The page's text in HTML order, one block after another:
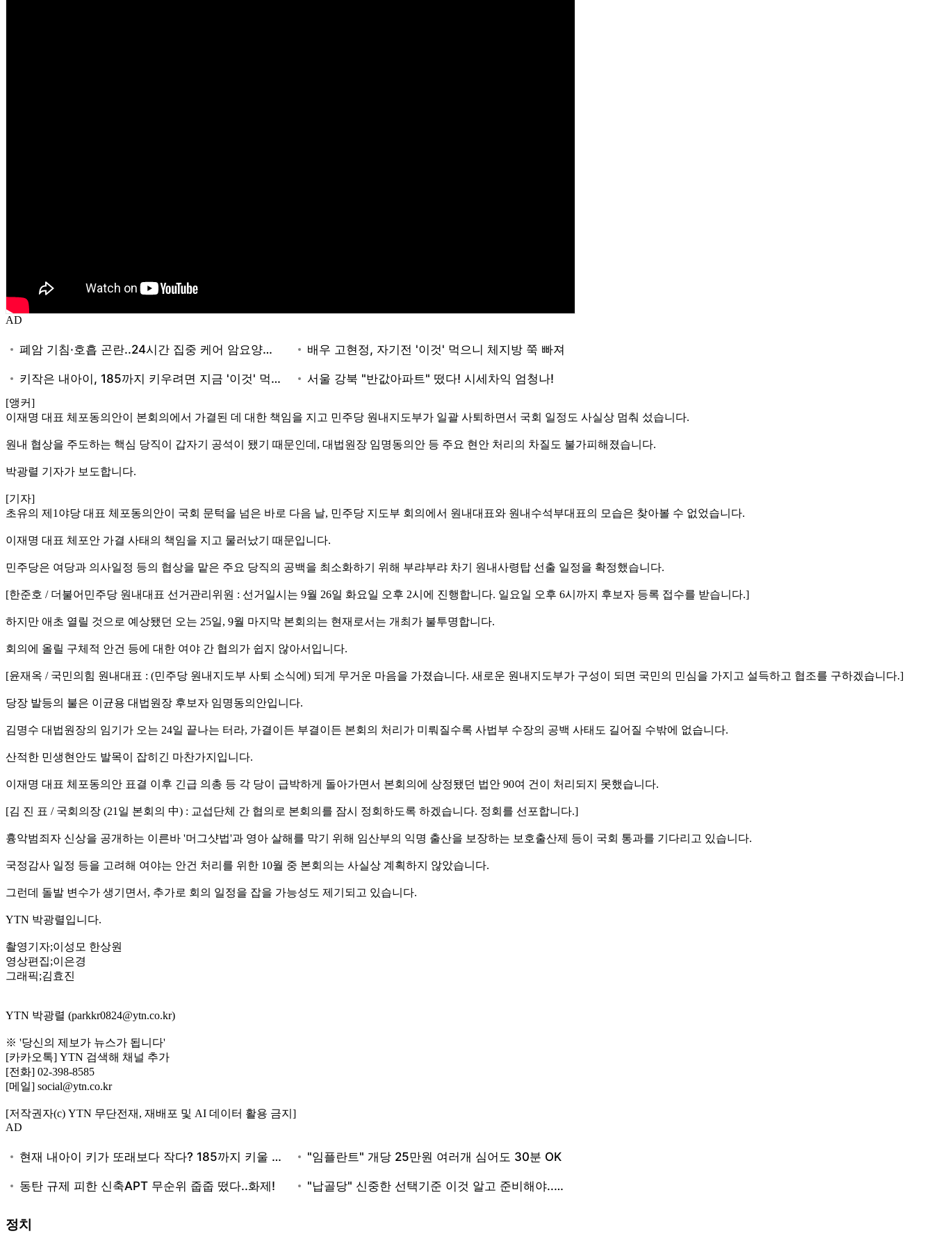
AD
[앵커]
이재명 대표 체포동의안이 본회의에서 가결된 데 대한 책임을 지고 민주당 원내지도부가 일괄 사퇴하면서 국회 일정도 사실상 멈춰 섰습니다.
원내 협상을 주도하는 핵심 당직이 갑자기 공석이 됐기 때문인데, 대법원장 임명동의안 등 주요 현안 처리의 차질도 불가피해졌습니다.
박광렬 기자가 보도합니다.
[기자]
초유의 제1야당 대표 체포동의안이 국회 문턱을 넘은 바로 다음 날, 민주당 지도부 회의에서 원내대표와 원내수석부대표의 모습은 찾아볼 수 없었습니다.
이재명 대표 체포안 가결 사태의 책임을 지고 물러났기 때문입니다.
민주당은 여당과 의사일정 등의 협상을 맡은 주요 당직의 공백을 최소화하기 위해 부랴부랴 차기 원내사령탑 선출 일정을 확정했습니다.
[한준호 / 더불어민주당 원내대표 선거관리위원 : 선거일시는 9월 26일 화요일 오후 2시에 진행합니다. 일요일 오후 6시까지 후보자 등록 접수를 받습니다.]
하지만 애초 열릴 것으로 예상됐던 오는 25일, 9월 마지막 본회의는 현재로서는 개최가 불투명합니다.
회의에 올릴 구체적 안건 등에 대한 여야 간 협의가 쉽지 않아서입니다.
[윤재옥 / 국민의힘 원내대표 : (민주당 원내지도부 사퇴 소식에) 되게 무거운 마음을 가졌습니다. 새로운 원내지도부가 구성이 되면 국민의 민심을 가지고 설득하고 협조를 구하겠습니다.]
당장 발등의 불은 이균용 대법원장 후보자 임명동의안입니다.
김명수 대법원장의 임기가 오는 24일 끝나는 터라, 가결이든 부결이든 본회의 처리가 미뤄질수록 사법부 수장의 공백 사태도 길어질 수밖에 없습니다.
산적한 민생현안도 발목이 잡히긴 마찬가지입니다.
이재명 대표 체포동의안 표결 이후 긴급 의총 등 각 당이 급박하게 돌아가면서 본회의에 상정됐던 법안 90여 건이 처리되지 못했습니다.
[김 진 표 / 국회의장 (21일 본회의 中) : 교섭단체 간 협의로 본회의를 잠시 정회하도록 하겠습니다. 정회를 선포합니다.]
흉악범죄자 신상을 공개하는 이른바 '머그샷법'과 영아 살해를 막기 위해 임산부의 익명 출산을 보장하는 보호출산제 등이 국회 통과를 기다리고 있습니다.
국정감사 일정 등을 고려해 여야는 안건 처리를 위한 10월 중 본회의는 사실상 계획하지 않았습니다.
그런데 돌발 변수가 생기면서, 추가로 회의 일정을 잡을 가능성도 제기되고 있습니다.
YTN 박광렬입니다.
촬영기자;이성모 한상원
영상편집;이은경
그래픽;김효진
YTN 박광렬 (parkkr0824@ytn.co.kr)
※ '당신의 제보가 뉴스가 됩니다'
[카카오톡] YTN 검색해 채널 추가
[전화] 02-398-8585
[메일] social@ytn.co.kr
[저작권자(c) YTN 무단전재, 재배포 및 AI 데이터 활용 금지]
AD
정치